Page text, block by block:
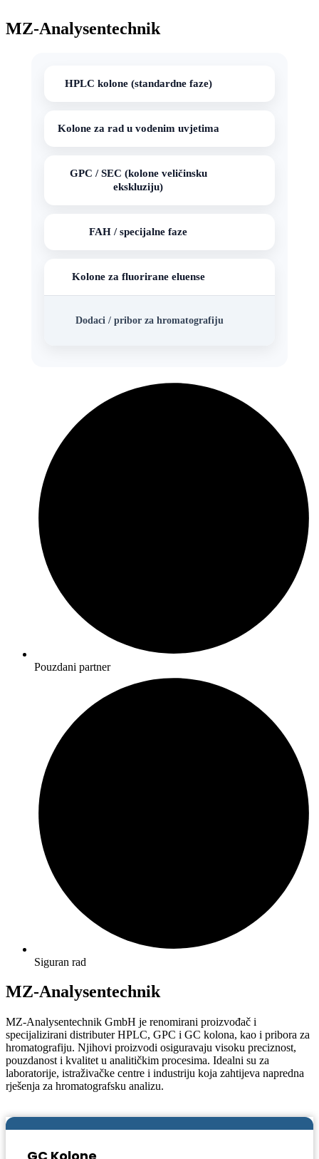
MZ-Analysentechnik
HPLC kolone (standardne faze)
Kolone za rad u vodenim uvjetima
GPC / SEC (kolone veličinsku
ekskluziju)
FAH / specijalne faze
Kolone za fluorirane eluense
Dodaci / pribor za hromatografiju
Pouzdani partner
Siguran rad
MZ-Analysentechnik
MZ-Analysentechnik GmbH je renomirani proizvođač i
specijalizirani distributer HPLC, GPC i GC kolona, kao i pribora za
hromatografiju. Njihovi proizvodi osiguravaju visoku preciznost,
pouzdanost i kvalitet u analitičkim procesima. Idealni su za
laboratorije, istraživačke centre i industriju koja zahtijeva napredna
rješenja za hromatografsku analizu.